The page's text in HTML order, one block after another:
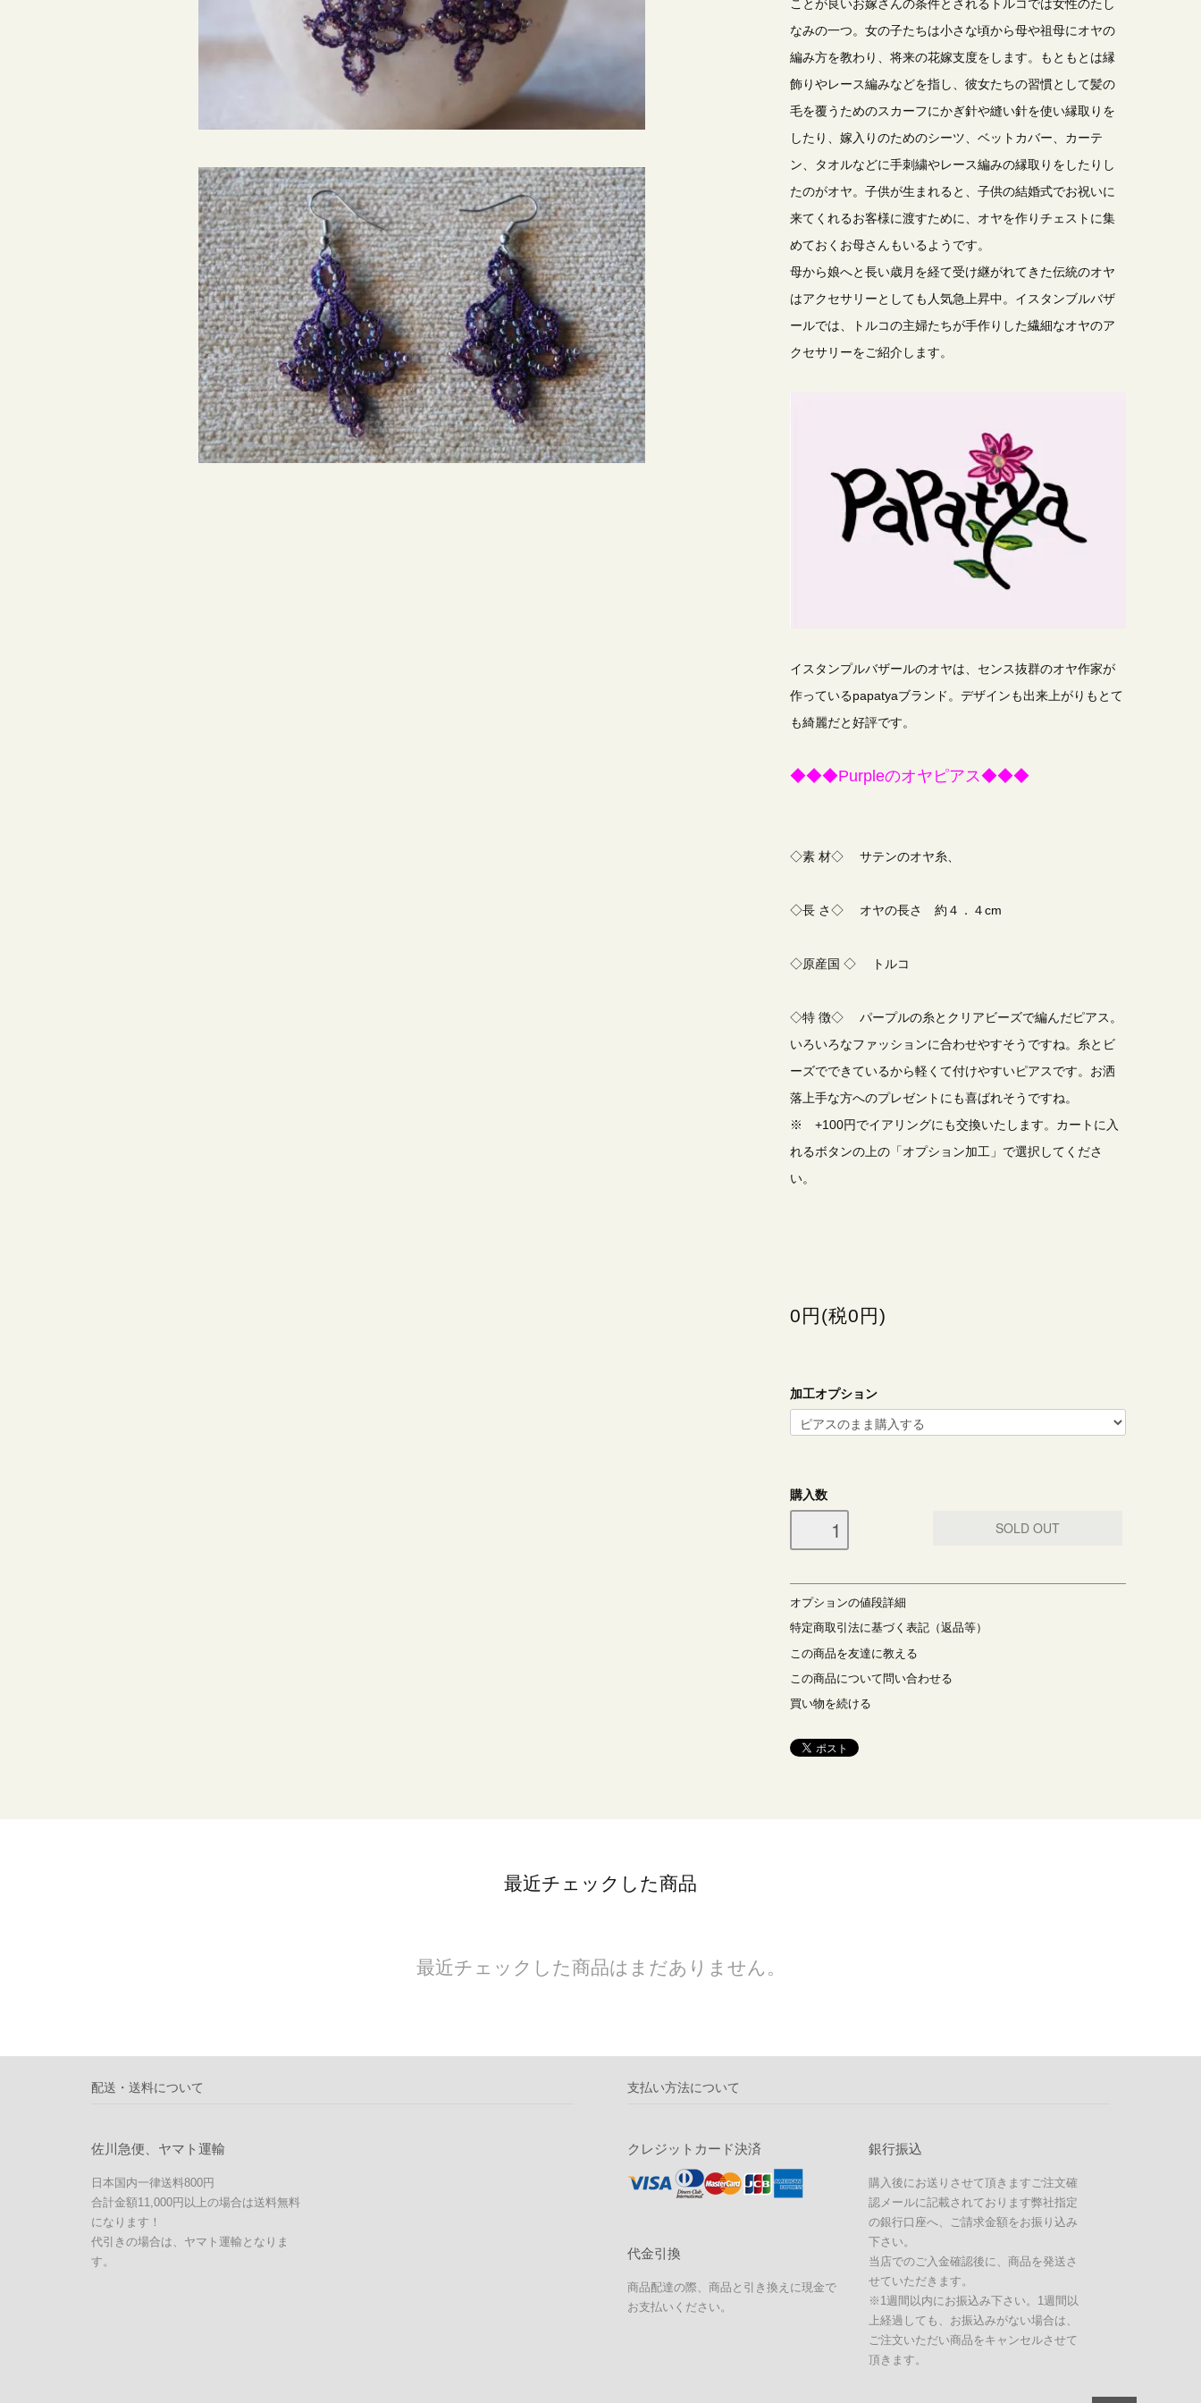
ことが良いお嫁さんの条件とされるトルコでは女性のたし
なみの一つ。女の子たちは小さな頃から母や祖母にオヤの
編み方を教わり、将来の花嫁支度をします。もともとは縁
飾りやレース編みなどを指し、彼女たちの習慣として髪の
毛を覆うためのスカーフにかぎ針や縫い針を使い縁取りを
したり、嫁入りのためのシーツ、ベットカバー、カーテ
ン、タオルなどに手刺繍やレース編みの縁取りをしたりし
たのがオヤ。子供が生まれると、子供の結婚式でお祝いに
来てくれるお客様に渡すために、オヤを作りチェストに集
めておくお母さんもいるようです。
母から娘へと長い歳月を経て受け継がれてきた伝統のオヤ
はアクセサリーとしても人気急上昇中。イスタンブルバザ
ールでは、トルコの主婦たちが手作りした繊細なオヤのア
クセサリーをご紹介します。
イスタンプルバザールのオヤは、センス抜群のオヤ作家が
作っているpapatyaブランド。デザインも出来上がりもとて
も綺麗だと好評です。
◆◆◆Purpleのオヤピアス◆◆◆
◇素 材◇ サテンのオヤ糸、
◇長 さ◇ オヤの長さ 約４．４cm
◇原産国 ◇ トルコ
◇特 徴◇ パープルの糸とクリアビーズで編んだピアス。
いろいろなファッションに合わせやすそうですね。糸とビ
ーズでできているから軽くて付けやすいピアスです。お洒
落上手な方へのプレゼントにも喜ばれそうですね。
※ +100円でイアリングにも交換いたします。カートに入
れるボタンの上の「オプション加工」で選択してくださ
い。
0円(税0円)
加工オプション
購入数
オプションの値段詳細
特定商取引法に基づく表記（返品等）
この商品を友達に教える
この商品について問い合わせる
買い物を続ける
最近チェックした商品
最近チェックした商品はまだありません。
配送・送料について
佐川急便、ヤマト運輸
日本国内一律送料800円
合計金額11,000円以上の場合は送料無料
になります！
代引きの場合は、ヤマト運輸となりま
す。
支払い方法について
クレジットカード決済 銀行振込
購入後にお送りさせて頂きますご注文確
認メールに記載されております弊社指定
の銀行口座へ、ご請求金額をお振り込み
下さい。
当店でのご入金確認後に、商品を発送さ
せていただきます。
※1週間以内にお振込み下さい。1週間以
上経過しても、お振込みがない場合は、
ご注文いただい商品をキャンセルさせて
頂きます。
代金引換
商品配達の際、商品と引き換えに現金で
お支払いください。